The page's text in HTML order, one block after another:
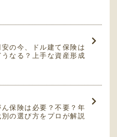
安の今、ドル建て保険は
うなる？上手な資産形成
ん保険は必要？不要？年
別の選び方をプロが解説